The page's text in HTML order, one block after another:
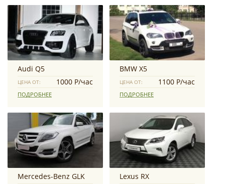
Audi Q5
ЦЕНА ОТ: 1000 Р/час
ПОДРОБНЕЕ
BMW Х5
ЦЕНА ОТ: 1100 Р/час
ПОДРОБНЕЕ
Mercedes-Benz GLK Lexus RX